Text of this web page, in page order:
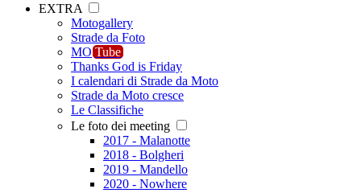
EXTRA
Motogallery
Strade da Foto
MO Tube
Thanks God is Friday
I calendari di Strade da Moto
Strade da Moto cresce
Le Classifiche
Le foto dei meeting
2017 - Malanotte
2018 - Bolgheri
2019 - Mandello
2020 - Nowhere